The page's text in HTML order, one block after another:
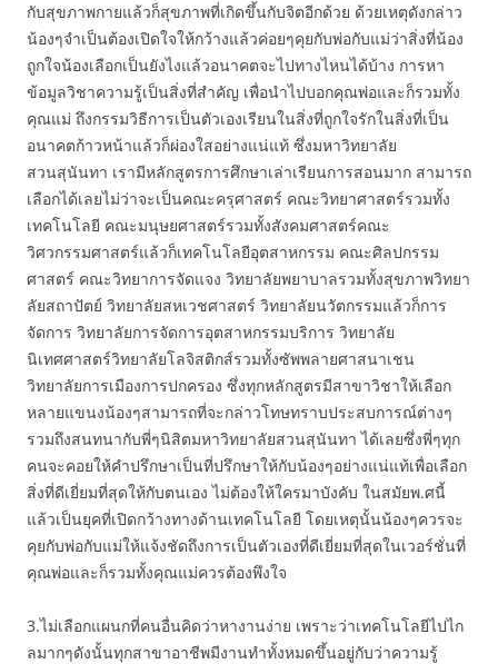
กับสุขภาพกายแล้วก็สุขภาพที่เกิดขึ้นกับจิตอีกด้วย ด้วยเหตุดังกล่าว
น้องๆจำเป็นต้องเปิดใจให้กว้างแล้วค่อยๆคุยกับพ่อกับแม่ว่าสิ่งที่น้อง
ถูกใจน้องเลือกเป็นยังไงแล้วอนาคตจะไปทางไหนได้บ้าง การหา
ข้อมูลวิชาความรู้เป็นสิ่งที่สำคัญ เพื่อนำไปบอกคุณพ่อและก็รวมทั้ง
คุณแม่ ถึงกรรมวิธีการเป็นตัวเองเรียนในสิ่งที่ถูกใจรักในสิ่งที่เป็น
อนาคตก้าวหน้าแล้วก็ผ่องใสอย่างแน่แท้ ซึ่งมหาวิทยาลัย
สวนสุนันทา เรามีหลักสูตรการศึกษาเล่าเรียนการสอนมาก สามารถ
เลือกได้เลยไม่ว่าจะเป็นคณะครุศาสตร์ คณะวิทยาศาสตร์รวมทั้ง
เทคโนโลยี คณะมนุษยศาสตร์รวมทั้งสังคมศาสตร์คณะ
วิศวกรรมศาสตร์แล้วก็เทคโนโลยีอุตสาหกรรม คณะศิลปกรรม
ศาสตร์ คณะวิทยาการจัดแจง วิทยาลัยพยาบาลรวมทั้งสุขภาพวิทยา
ลัยสถาปัตย์ วิทยาลัยสหเวชศาสตร์ วิทยาลัยนวัตกรรมแล้วก็การ
จัดการ วิทยาลัยการจัดการอุตสาหกรรมบริการ วิทยาลัย
นิเทศศาสตร์วิทยาลัยโลจิสติกส์รวมทั้งซัพพลายศาสนาเชน
วิทยาลัยการเมืองการปกครอง ซึ่งทุกหลักสูตรมีสาขาวิชาให้เลือก
หลายแขนงน้องๆสามารถที่จะกล่าวโทษทราบประสบการณ์ต่างๆ
รวมถึงสนทนากับพี่ๆนิสิตมหาวิทยาลัยสวนสุนันทา ได้เลยซึ่งพี่ๆทุก
คนจะคอยให้คำปรึกษาเป็นที่ปรึกษาให้กับน้องๆอย่างแน่แท้เพื่อเลือก
สิ่งที่ดีเยี่ยมที่สุดให้กับตนเอง ไม่ต้องให้ใครมาบังคับ ในสมัยพ.ศนี้
แล้วเป็นยุคที่เปิดกว้างทางด้านเทคโนโลยี โดยเหตุนั้นน้องๆควรจะ
คุยกับพ่อกับแม่ให้แจ้งชัดถึงการเป็นตัวเองที่ดีเยี่ยมที่สุดในเวอร์ชั่นที่
คุณพ่อและก็รวมทั้งคุณแม่ควรต้องพึงใจ
3.ไม่เลือกแผนกที่คนอื่นคิดว่าหางานง่าย เพราะว่าเทคโนโลยีไปไก
ลมากๆดังนั้นทุกสาขาอาชีพมีงานทำทั้งหมดขึ้นอยู่กับว่าความรู้